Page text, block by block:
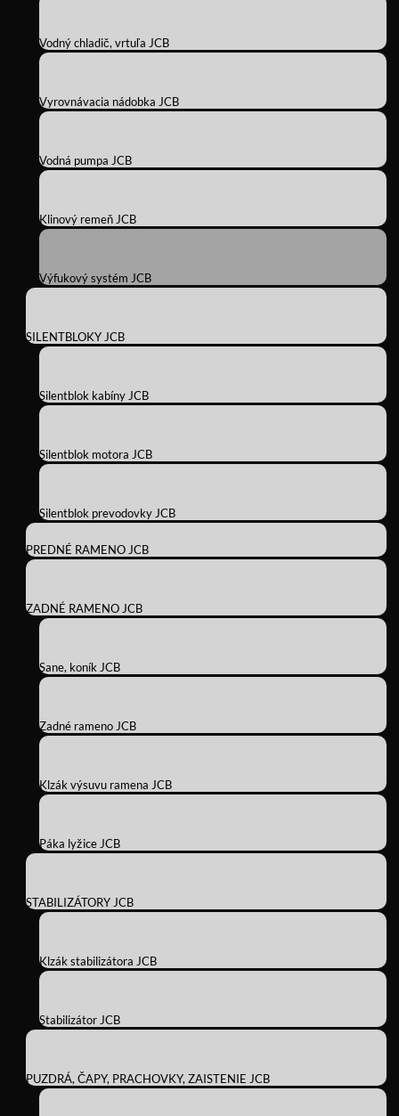
Vodný chladič, vrtuľa JCB
Vyrovnávacia nádobka JCB
Vodná pumpa JCB
Klinový remeň JCB
Výfukový systém JCB
SILENTBLOKY JCB
Silentblok kabíny JCB
Silentblok motora JCB
Silentblok prevodovky JCB
PREDNÉ RAMENO JCB
ZADNÉ RAMENO JCB
Sane, koník JCB
Zadné rameno JCB
Klzák výsuvu ramena JCB
Páka lyžice JCB
STABILIZÁTORY JCB
Klzák stabilizátora JCB
Stabilizátor JCB
PUZDRÁ, ČAPY, PRACHOVKY, ZAISTENIE JCB